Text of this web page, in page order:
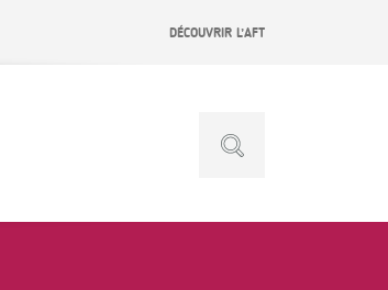
DÉCOUVRIR L’AFT